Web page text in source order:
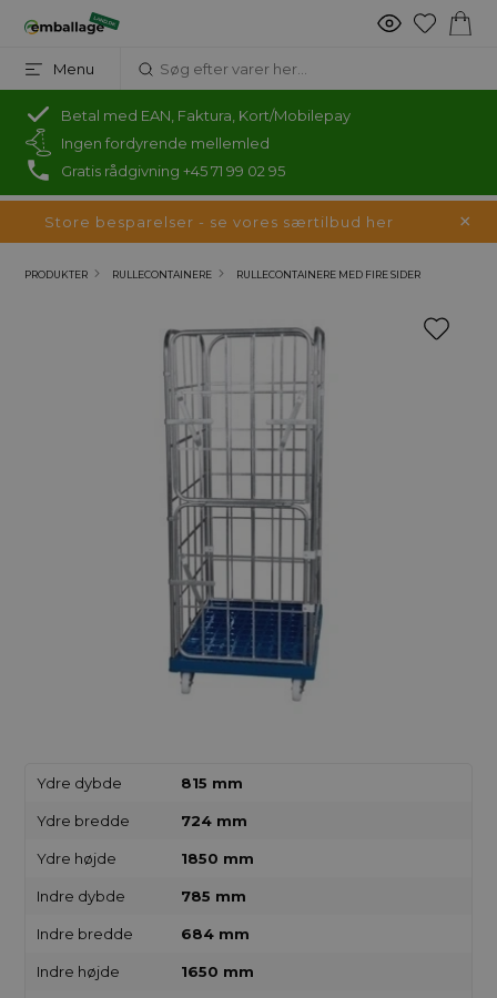
Menu
Betal med EAN, Faktura, Kort/Mobilepay
Ingen fordyrende mellemled
Gratis rådgivning +45 71 99 02 95
Store besparelser - se vores særtilbud her
PRODUKTER RULLECONTAINERE RULLECONTAINERE MED FIRE SIDER
Ydre dybde 815 mm
Ydre bredde 724 mm
Ydre højde 1850 mm
Indre dybde 785 mm
Indre bredde 684 mm
Indre højde 1650 mm